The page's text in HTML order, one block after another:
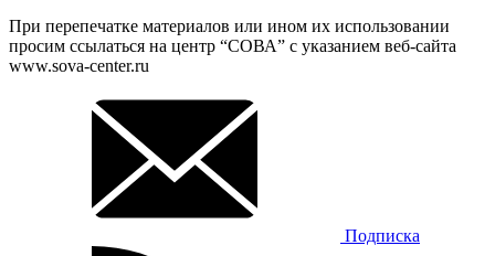
При перепечатке материалов или ином их использовании
просим ссылаться на центр “СОВА” с указанием веб-сайта
www.sova-center.ru
Подписка